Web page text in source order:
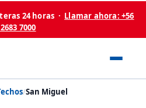
24 horas · Llamar ahora: +56
7000
/San Miguel